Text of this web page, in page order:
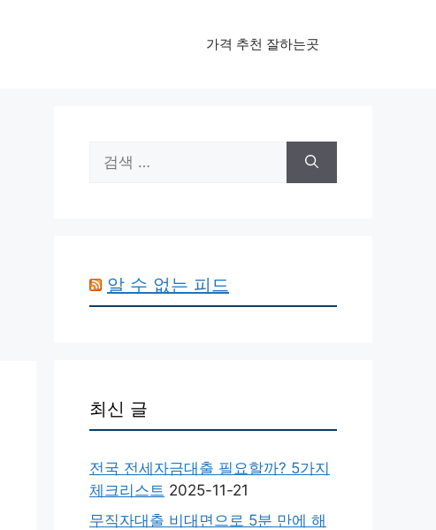
가격 추천 잘하는곳
색:
알 수 없는 피드
최신 글
전국 전세자금대출 필요할까? 5가지
체크리스트 2025-11-21
무직자대출 비대면으로 5분 만에 해